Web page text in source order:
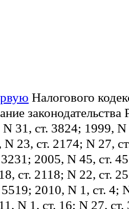
Налогового
законодательства
31, ст. 3824; 1999,
N 23, ст. 2174; N 27,
3231; 2005, N 45, ст.
ст. 2118; N 22, ст.
2010, N 1, ст. 4;
N 1, ст. 16; N 27,